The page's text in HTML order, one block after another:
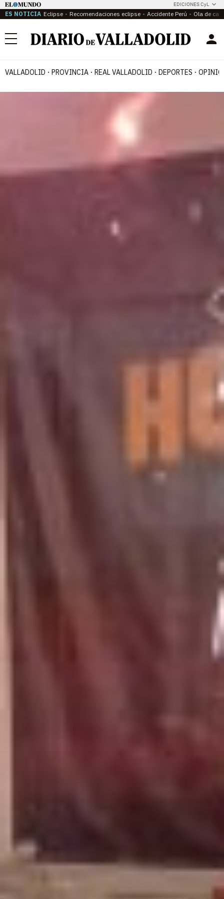
EDICIONES CyL
ES NOTICIA Eclipse Recomendaciones eclipse Accidente Perú Ola de
Menú
VALLADOLID PROVINCIA REAL VALLADOLID DEPORTES